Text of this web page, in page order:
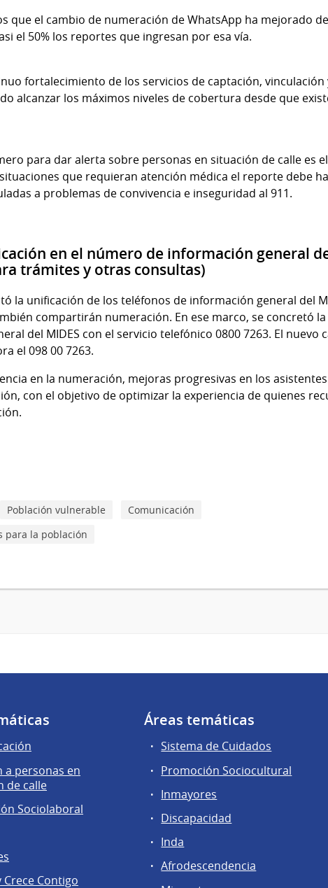
que el cambio de numeración de WhatsApp ha mejorado
el 50% los reportes que ingresan por esa vía.
fortalecimiento de los servicios de captación, vinculación
alcanzar los máximos niveles de cobertura desde que
para dar alerta sobre personas en situación de calle es el
que requieran atención médica el reporte debe
a problemas de convivencia e inseguridad al 911.
en el número de información general
trámites y otras consultas)
la unificación de los teléfonos de información general del
compartirán numeración. En ese marco, se concretó la
del MIDES con el servicio telefónico 0800 7263. El nuevo
el 098 00 7263.
en la numeración, mejoras progresivas en los asistentes
con el objetivo de optimizar la experiencia de quienes
Población vulnerable
Comunicación
para la población
a personas en
de calle
Sociolaboral
Crece Contigo
Áreas temáticas
Sistema de Cuidados
Promoción Sociocultural
Inmayores
Discapacidad
Inda
Afrodescendencia